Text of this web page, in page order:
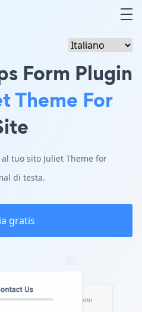
Form Plugin
Theme For
tuo sito Juliet Theme for
di testa.
gratis